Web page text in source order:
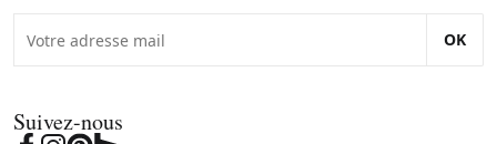
OK
Suivez-nous